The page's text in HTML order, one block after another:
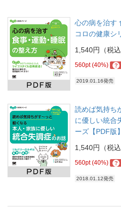
心の病を治す
コロの健康シ
1,540円（税込
560pt (40%) ?
2019.01.16発売
読めば気持ち
に優しい統合
ーズ【PDF版】
1,540円（税込
560pt (40%) ?
2018.01.12発売